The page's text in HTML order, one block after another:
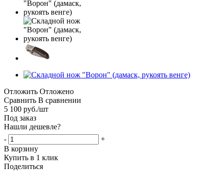
Отложить Отложено
Сравнить В сравнении
5 100 руб./шт
Под заказ
Нашли дешевле?
-
+
В корзину
Купить в 1 клик
Поделиться